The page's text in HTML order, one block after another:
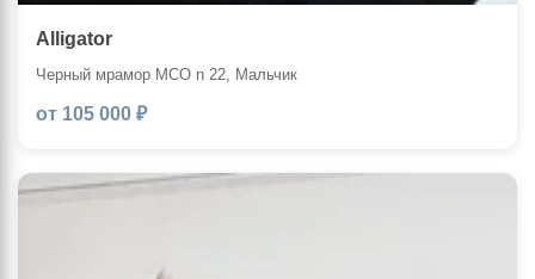
Alligator
Черный мрамор MCO n 22, Мальчик
от 105 000 ₽